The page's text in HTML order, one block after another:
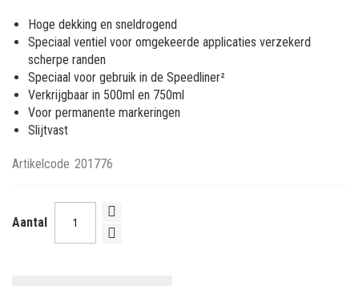
afbeeldingen-
gallerij
Hoge dekking en sneldrogend
Speciaal ventiel voor omgekeerde applicaties verzekerd
scherpe randen
Speciaal voor gebruik in de Speedliner²
Verkrijgbaar in 500ml en 750ml
Voor permanente markeringen
Slijtvast
Artikelcode 201776
Aantal